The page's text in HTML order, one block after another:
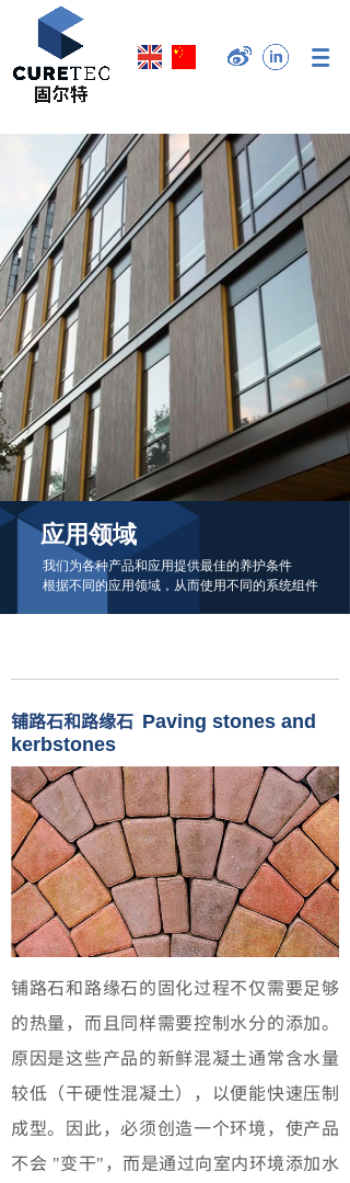
应用领域
我们为各种产品和应用提供最佳的养护条件
根据不同的应用领域，从而使用不同的系统组件
铺路石和路缘石 Paving stones and
kerbstones
铺路石和路缘石的固化过程不仅需要足够
的热量，而且同样需要控制水分的添加。
原因是这些产品的新鲜混凝土通常含水量
较低（干硬性混凝土），以便能快速压制
成型。因此，必须创造一个环境，使产品
不会 "变干"，而是通过向室内环境添加水